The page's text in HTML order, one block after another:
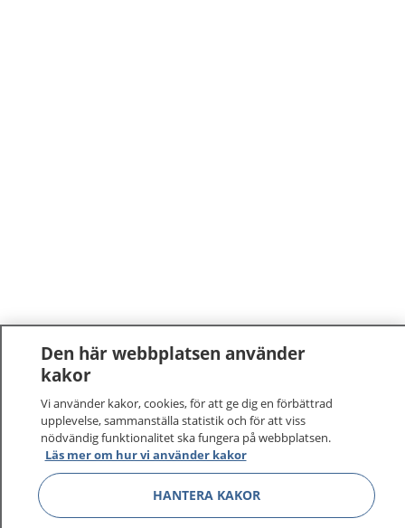
1177 –tryggt om din hälsa och vård
På 1177.se får du råd om hälsa och information om
sjukdomar och vilka mottagningar du kan kontakta.
Logga in för att läsa din journal och göra dina
vårdärenden. Ring telefonnummer 1177 för
sjukvårdsrådgivning dygnet runt.
Den här webbplatsen använder
kakor
Vi använder kakor, cookies, för att ge dig en förbättrad
upplevelse, sammanställa statistik och för att viss
nödvändig funktionalitet ska fungera på webbplatsen.
Läs mer om hur vi använder kakor
HANTERA KAKOR